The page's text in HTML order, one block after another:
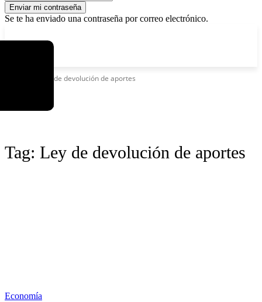
Se te ha enviado una contraseña por correo electrónico.
Ley de devolución de aportes
Tag: Ley de devolución de aportes
Economía